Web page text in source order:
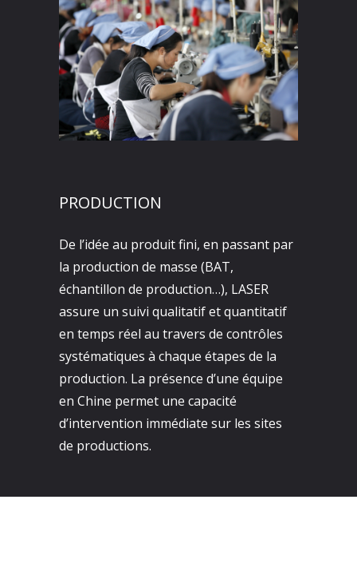
PRODUCTION
De l’idée au produit fini, en passant par
la production de masse (BAT,
échantillon de production…), LASER
assure un suivi qualitatif et quantitatif
en temps réel au travers de contrôles
systématiques à chaque étapes de la
production. La présence d’une équipe
en Chine permet une capacité
d’intervention immédiate sur les sites
de productions.